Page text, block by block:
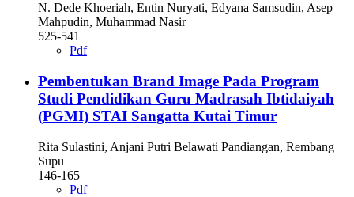
N. Dede Khoeriah, Entin Nuryati, Edyana Samsudin, Asep
Mahpudin, Muhammad Nasir
525-541
Pdf
Pembentukan Brand Image Pada Program
Studi Pendidikan Guru Madrasah Ibtidaiyah
(PGMI) STAI Sangatta Kutai Timur
Rita Sulastini, Anjani Putri Belawati Pandiangan, Rembang
Supu
146-165
Pdf